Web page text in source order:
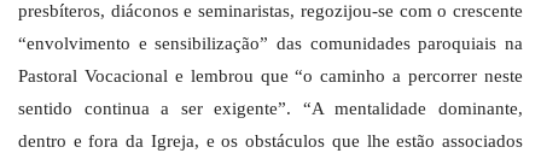
presbíteros, diáconos e seminaristas, regozijou-se com o crescente
“envolvimento e sensibilização” das comunidades paroquiais na
Pastoral Vocacional e lembrou que “o caminho a percorrer neste
sentido continua a ser exigente”. “A mentalidade dominante,
dentro e fora da Igreja, e os obstáculos que lhe estão associados